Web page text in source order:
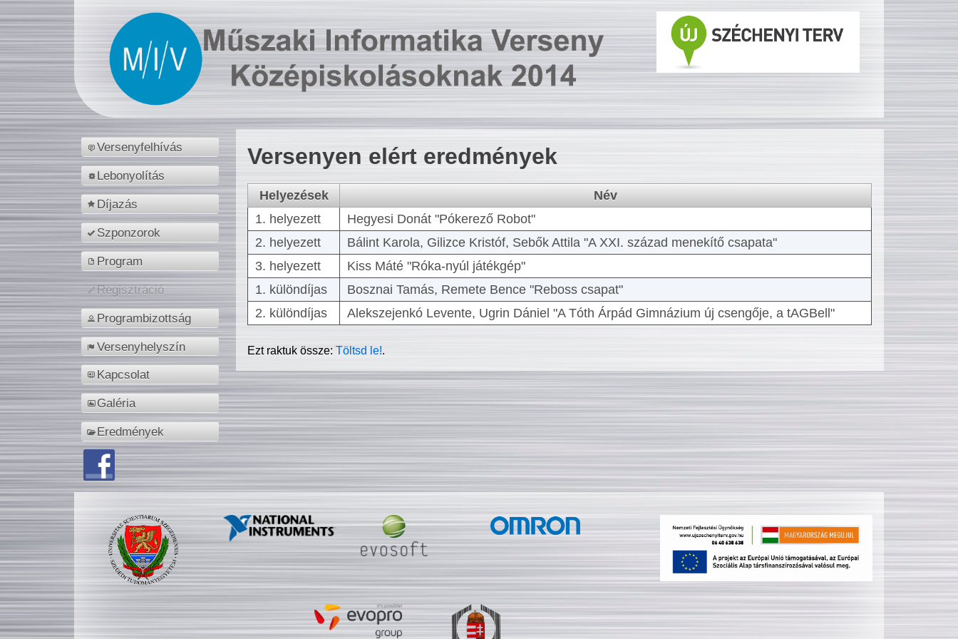
Versenyfelhívás
Lebonyolítás
Díjazás
Szponzorok
Program
Regisztráció
Programbizottság
Versenyhelyszín
Kapcsolat
Galéria
Eredmények
Versenyen elért eredmények
Helyezések
Név
1. helyezett
Hegyesi Donát "Pókerező Robot"
2. helyezett
Bálint Karola, Gilizce Kristóf, Sebők Attila "A XXI. század menekítő csapata"
3. helyezett
Kiss Máté "Róka-nyúl játékgép"
1. különdíjas
Bosznai Tamás, Remete Bence "Reboss csapat"
2. különdíjas
Alekszejenkó Levente, Ugrin Dániel "A Tóth Árpád Gimnázium új csengője, a tAGBell"
Ezt raktuk össze:Töltsd le!.